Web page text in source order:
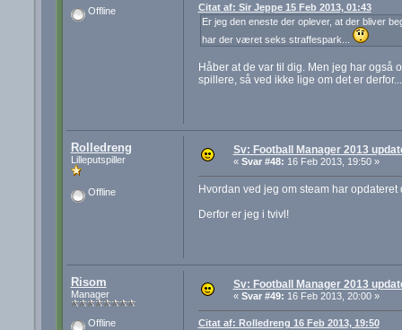
Offline
Citat af: Sir Jeppe 15 Feb 2013, 01:43
Er jeg den eneste der oplever, at der bliver
har der været seks straffespark...
Håber at de var til dig. Men jeg har også
spillere, så ved ikke lige om det er
Rolledreng
Lilleputspiller
Offline
Sv: Football Manager 2013
« Svar #48: 16 Feb 2013, 19:50 »
Hvordan ved jeg om steam har
Derfor er jeg i tvivl!
Risom
Manager
Offline
Sv: Football Manager 2013
« Svar #49: 16 Feb 2013, 20:00 »
Citat af: Rolledreng 16 Feb 2013, 19:50